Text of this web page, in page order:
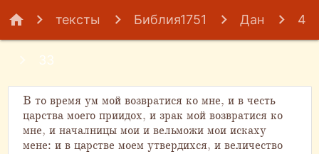
home тексты Библия1751 Дан 4
33
В то время ум мой возвратися ко мне, и в честь
царства моего приидох, и зрак мой возвратися ко
мне, и началницы мои и вельможи мои искаху
мене: и в царстве моем утвердихся, и величество